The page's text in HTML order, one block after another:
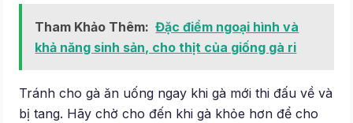
Tham Khảo Thêm: Đặc điểm ngoại hình và
khả năng sinh sản, cho thịt của giống gà ri
Tránh cho gà ăn uống ngay khi gà mới thi đấu về và
bị tang. Hãy chờ cho đến khi gà khỏe hơn để cho